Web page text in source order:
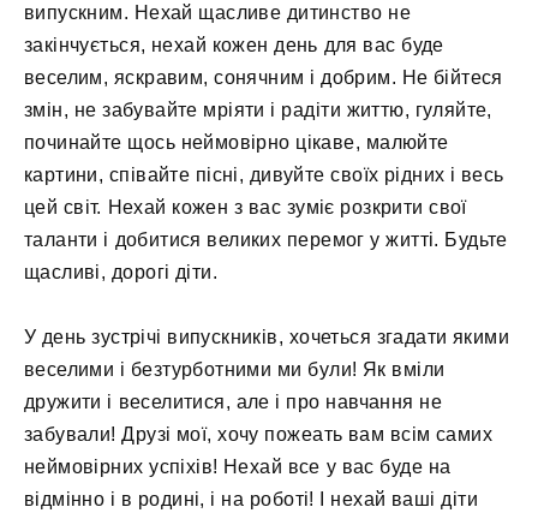
випускним. Нехай щасливе дитинство не
закінчується, нехай кожен день для вас буде
веселим, яскравим, сонячним і добрим. Не бійтеся
змін, не забувайте мріяти і радіти життю, гуляйте,
починайте щось неймовірно цікаве, малюйте
картини, співайте пісні, дивуйте своїх рідних і весь
цей світ. Нехай кожен з вас зуміє розкрити свої
таланти і добитися великих перемог у житті. Будьте
щасливі, дорогі діти.
У день зустрічі випускників, хочеться згадати якими
веселими і безтурботними ми були! Як вміли
дружити і веселитися, але і про навчання не
забували! Друзі мої, хочу пожеать вам всім самих
неймовірних успіхів! Нехай все у вас буде на
відмінно і в родині, і на роботі! І нехай ваші діти